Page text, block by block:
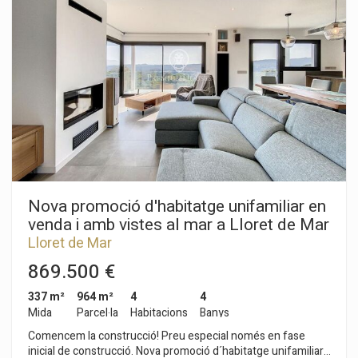
split d'aire condicionat i sostres alts. La cuina és semi oberta
amb illa i està totalment equipeu, electrodomèstics integrats i
sortida directa a la zona del porxo i la barbacoa. Al costat de la
cuina es troba el quart de la bugaderia amb sortida a l'exterior
seguit d'un bany complet i una habitació doble amb armaris de
paret. La zona de nit compta amb una habitació doble amb
zona de vestidor, un bany complet, una gran habitació en
suite amb bany i vestidor i una altra habitació doble amb
armaris de paret. En la planta soterrani es troba un celler, el
garatge amb capacitat per a dos cotxes, traster i la sala de
màquines. L'exterior de la propietat té diverses terrasses,
porxo amb barbacoa, jacuzzi amb vista a la mar envoltada
d'unes boniques zones enjardinades.
Nova promoció d'habitatge unifamiliar en
venda i amb vistes al mar a Lloret de Mar
Lloret de Mar
869.500 €
337 m²
Mida
964 m²
Parcel·la
4
Habitacions
4
Banys
Comencem la construcció! Preu especial només en fase
inicial de construcció. Nova promoció d´habitatge unifamiliar